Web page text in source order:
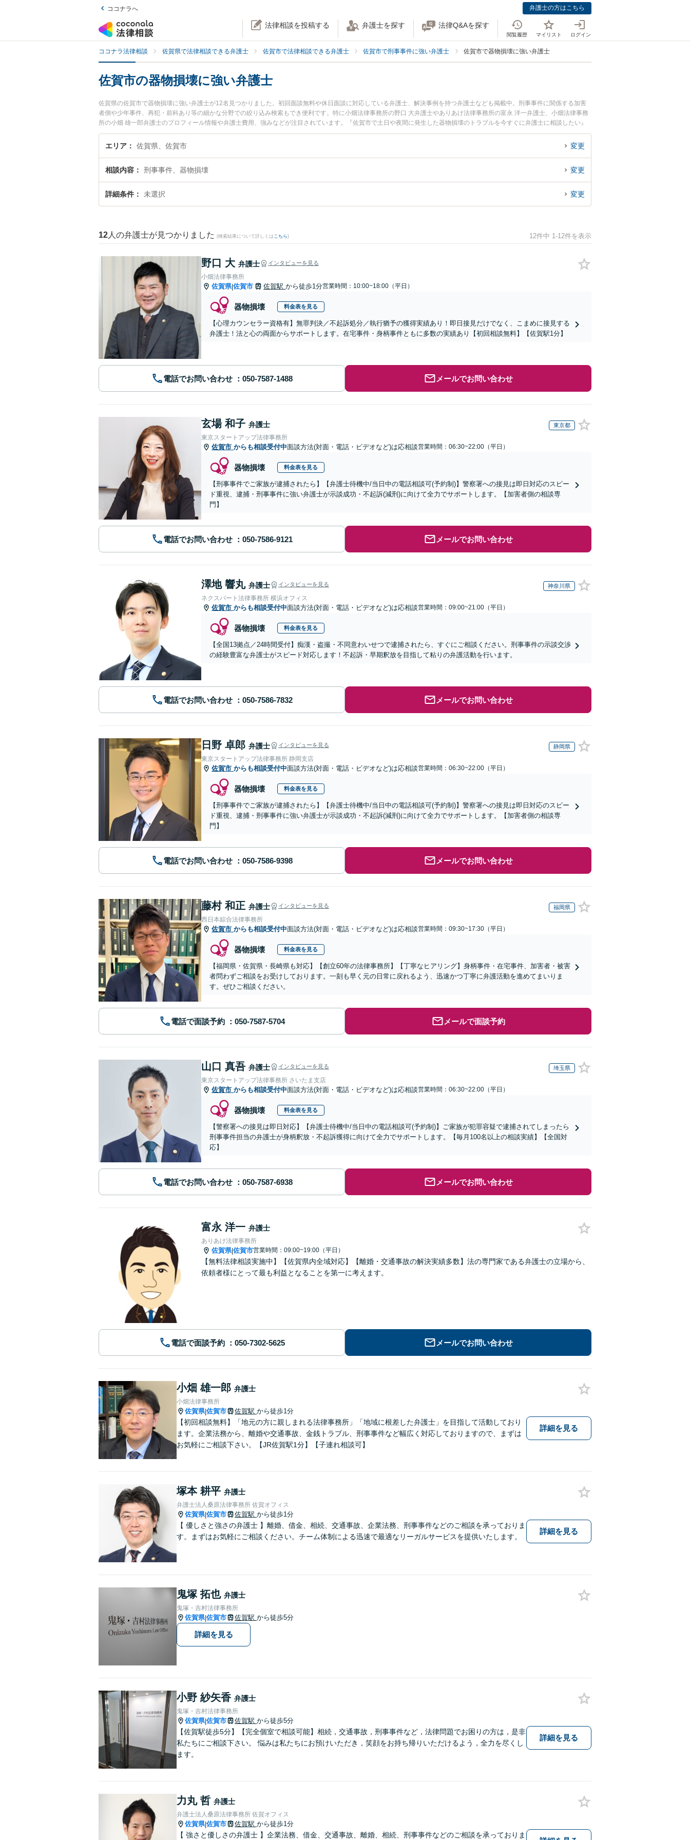
ココナラへ 弁護士の方はこちら
法律相談を投稿する 弁護士を探す 法律Q&Aを探す
閲覧履歴 マイリスト ログイン
ココナラ法律相談 佐賀県で法律相談できる弁護士 佐賀市で法律相談できる弁護士 佐賀市で刑事事件に強い弁護士 佐賀市で器物損壊に強い弁護士
佐賀市の器物損壊に強い弁護士
佐賀県の佐賀市で器物損壊に強い弁護士が12名見つかりました。初回面談無料や休日面談に対応している弁護士、解決事例を持つ弁護士なども掲載中。刑事事件に関係する加害
者側や少年事件、再犯・前科あり等の細かな分野での絞り込み検索もでき便利です。特に小畑法律事務所の野口 大弁護士やありあけ法律事務所の富永 洋一弁護士、小畑法律事務
所の小畑 雄一郎弁護士のプロフィール情報や弁護士費用、強みなどが注目されています。『佐賀市で土日や夜間に発生した器物損壊のトラブルを今すぐに弁護士に相談したい』
『器物損壊のトラブル解決の実績豊富な近くの弁護士を検索したい』『初回相談無料で器物損壊を法律相談できる佐賀市内の弁護士に相談予約したい』などでお困りの相談者さん
におすすめです。
エリア 佐賀県、佐賀市 変更
相談内容 刑事事件、器物損壊 変更
詳細条件 未選択 変更
12 人の弁護士が見つかりました (検索結果について詳しくは こちら) 12件中 1-12件を表示
野口 大 弁護士 インタビューを見る
小畑法律事務所
佐賀県|佐賀市 佐賀駅 から徒歩1分営業時間：10:00~18:00（平日）
器物損壊 料金表を見る
【心理カウンセラー資格有】無罪判決／不起訴処分／執行猶予の獲得実績あり！即日接見だけでなく、こまめに接見する
弁護士！法と心の両面からサポートします。在宅事件・身柄事件ともに多数の実績あり【初回相談無料】【佐賀駅1分】
電話でお問い合わせ メールでお問い合わせ
玄場 和子 弁護士 東京都
東京スタートアップ法律事務所
佐賀市 からも相談受付中面談方法(対面・電話・ビデオなど)は応相談営業時間：06:30~22:00（平日）
器物損壊 料金表を見る
【刑事事件でご家族が逮捕されたら】【弁護士待機中/当日中の電話相談可(予約制)】警察署への接見は即日対応のスピー
ド重視、逮捕・刑事事件に強い弁護士が示談成功・不起訴(減刑)に向けて全力でサポートします。【加害者側の相談専
門】
電話でお問い合わせ メールでお問い合わせ
澤地 響丸 弁護士 インタビューを見る 神奈川県
ネクスパート法律事務所 横浜オフィス
佐賀市 からも相談受付中面談方法(対面・電話・ビデオなど)は応相談営業時間：09:00~21:00（平日）
器物損壊 料金表を見る
【全国13拠点／24時間受付】痴漢・盗撮・不同意わいせつで逮捕されたら、すぐにご相談ください。刑事事件の示談交渉
の経験豊富な弁護士がスピード対応します！不起訴・早期釈放を目指して粘りの弁護活動を行います。
電話でお問い合わせ メールでお問い合わせ
日野 卓郎 弁護士 インタビューを見る 静岡県
東京スタートアップ法律事務所 静岡支店
佐賀市 からも相談受付中面談方法(対面・電話・ビデオなど)は応相談営業時間：06:30~22:00（平日）
器物損壊 料金表を見る
【刑事事件でご家族が逮捕されたら】【弁護士待機中/当日中の電話相談可(予約制)】警察署への接見は即日対応のスピー
ド重視、逮捕・刑事事件に強い弁護士が示談成功・不起訴(減刑)に向けて全力でサポートします。【加害者側の相談専
門】
電話でお問い合わせ メールでお問い合わせ
藤村 和正 弁護士 インタビューを見る 福岡県
西日本綜合法律事務所
佐賀市 からも相談受付中面談方法(対面・電話・ビデオなど)は応相談営業時間：09:30~17:30（平日）
器物損壊 料金表を見る
【福岡県・佐賀県・長崎県も対応】【創立60年の法律事務所】【丁寧なヒアリング】身柄事件・在宅事件、加害者・被害
者問わずご相談をお受けしております。一刻も早く元の日常に戻れるよう、迅速かつ丁寧に弁護活動を進めてまいりま
す。ぜひご相談ください。
電話で面談予約 メールで面談予約
山口 真吾 弁護士 インタビューを見る 埼玉県
東京スタートアップ法律事務所 さいたま支店
佐賀市 からも相談受付中面談方法(対面・電話・ビデオなど)は応相談営業時間：06:30~22:00（平日）
器物損壊 料金表を見る
【警察署への接見は即日対応】【弁護士待機中/当日中の電話相談可(予約制)】ご家族が犯罪容疑で逮捕されてしまったら
刑事事件担当の弁護士が身柄釈放・不起訴獲得に向けて全力でサポートします。【毎月100名以上の相談実績】【全国対
応】
電話でお問い合わせ メールでお問い合わせ
富永 洋一 弁護士
ありあけ法律事務所
佐賀県|佐賀市営業時間：09:00~19:00（平日）
【無料法律相談実施中】【佐賀県内全域対応】【離婚・交通事故の解決実績多数】法の専門家である弁護士の立場から、
依頼者様にとって最も利益となることを第一に考えます。
電話で面談予約 メールでお問い合わせ
小畑 雄一郎 弁護士
小畑法律事務所
佐賀県|佐賀市 佐賀駅 から徒歩1分
【初回相談無料】「地元の方に親しまれる法律事務所」「地域に根差した弁護士」を目指して活動しており
ます。企業法務から、離婚や交通事故、金銭トラブル、刑事事件など幅広く対応しておりますので、まずは
お気軽にご相談下さい。【JR佐賀駅1分】【子連れ相談可】
詳細を見る
塚本 耕平 弁護士
弁護士法人桑原法律事務所 佐賀オフィス
佐賀県|佐賀市 佐賀駅 から徒歩1分
【 優しさと強さの弁護士 】離婚、借金、相続、交通事故、企業法務、刑事事件などのご相談を承っておりま
す。まずはお気軽にご相談ください。チーム体制による迅速で最適なリーガルサービスを提供いたします。
詳細を見る
鬼塚 拓也 弁護士
鬼塚・吉村法律事務所
佐賀県|佐賀市 佐賀駅 から徒歩5分
詳細を見る
小野 紗矢香 弁護士
鬼塚・吉村法律事務所
佐賀県|佐賀市 佐賀駅 から徒歩5分
【佐賀駅徒歩5分】【完全個室で相談可能】相続，交通事故，刑事事件など，法律問題でお困りの方は，是非
私たちにご相談下さい。 悩みは私たちにお預けいただき，笑顔をお持ち帰りいただけるよう，全力を尽くし
ます。
詳細を見る
力丸 哲 弁護士
弁護士法人桑原法律事務所 佐賀オフィス
佐賀県|佐賀市 佐賀駅 から徒歩1分
【 強さと優しさの弁護士 】企業法務、借金、交通事故、離婚、相続、刑事事件などのご相談を承っておりま